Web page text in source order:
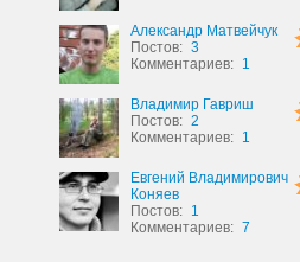
Александр Матвейчук
Постов: 3
Комментариев: 1
Владимир Гавриш
Постов: 2
Комментариев: 1
Евгений Владимирович
Коняев
Постов: 1
Комментариев: 7